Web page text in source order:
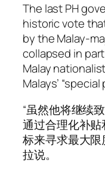
The last PH
historic vote
by the Malay-
collapsed in
Malay
Malays’
“虽然他将继续
通过合理化补
标来寻求最大限
拉说。